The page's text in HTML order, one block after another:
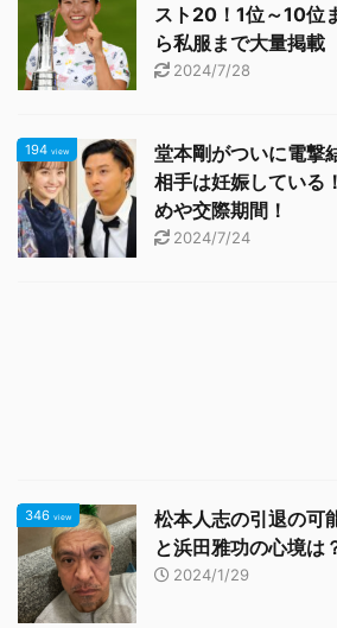
スト20！1位～10位
ら私服まで大量掲載
2024/7/28
194 view
堂本剛がついに電撃
相手は妊娠している
めや交際期間！
2024/7/24
346 view
松本人志の引退の可
と浜田雅功の心境は
2024/1/29